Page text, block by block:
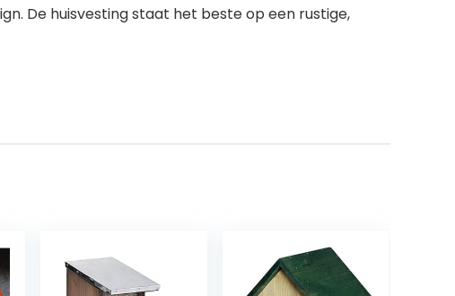
De huisvesting staat het beste op een rustige,